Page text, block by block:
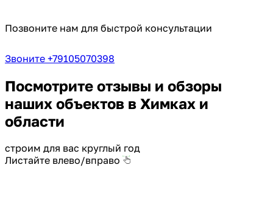
Позвоните нам для быстрой консультации
Звоните +79105070398
Посмотрите отзывы и обзоры
наших объектов в Химках и
области
строим для вас круглый год
Листайте влево/вправо